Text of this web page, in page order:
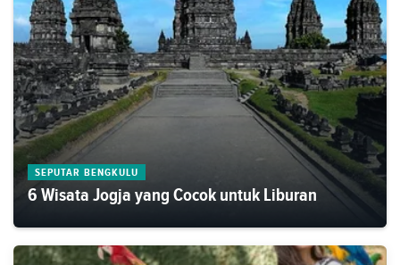
SEPUTAR BENGKULU
6 Wisata Jogja yang Cocok untuk Liburan